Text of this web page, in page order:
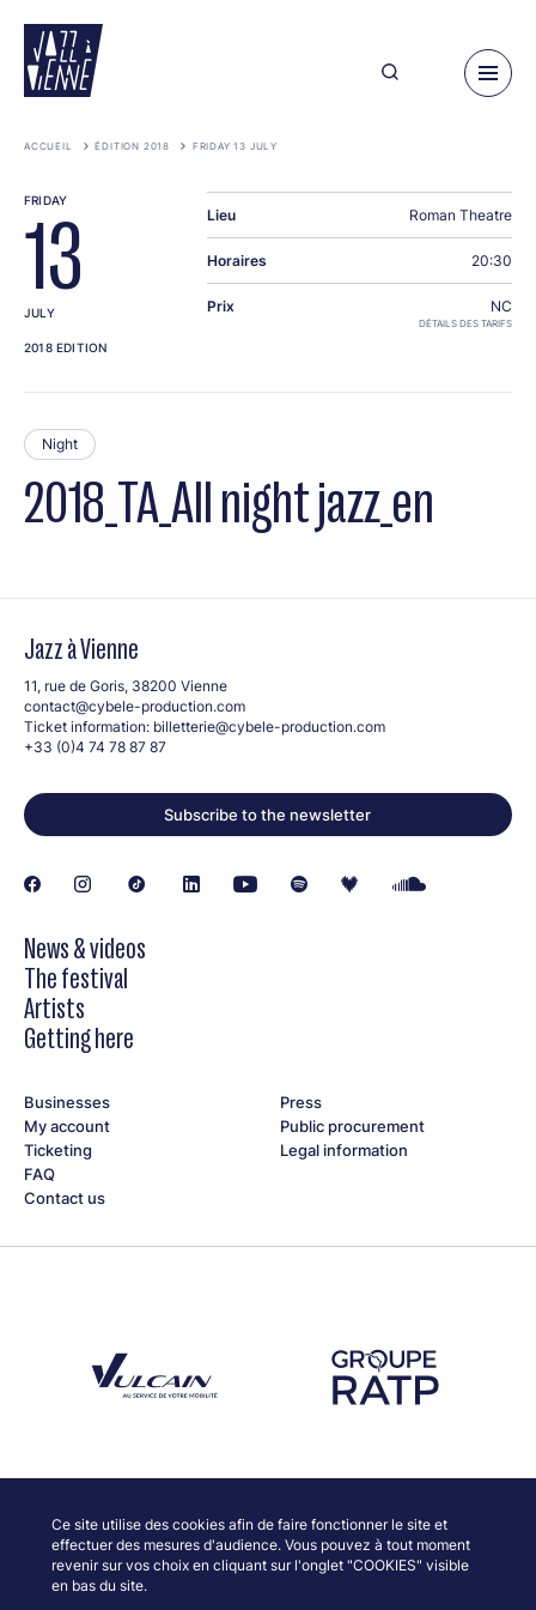
main
content
Ce site utilise des cookies afin de faire fonctionner le site et
effectuer des mesures d'audience. Vous pouvez à tout moment
revenir sur vos choix en cliquant sur l'onglet "COOKIES" visible
en bas du site.
ACCUEIL ÉDITION 2018 FRIDAY 13 JULY
2018_TA_All night jazz_en
Night
FRIDAY
13
JULY
2018 EDITION
Lieu Roman Theatre
Horaires 20:30
Prix NC
DÉTAILS DES TARIFS
Jazz à Vienne
11, rue de Goris, 38200 Vienne
contact@cybele-production.com
Ticket information: billetterie@cybele-production.com
+33 (0)4 74 78 87 87
Subscribe to the newsletter
News & videos
The festival
Artists
Getting here
Businesses
My account
Ticketing
FAQ
Contact us
Press
Public procurement
Legal information